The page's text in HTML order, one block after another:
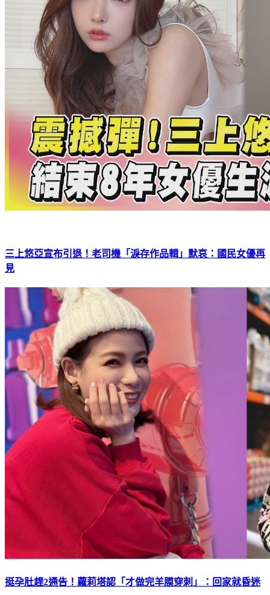
三上悠亞宣布引退！老司機「淚存作品輯」默哀：國民女優再
見
挺孕肚趕2通告！蘿莉塔認「才做完羊膜穿刺」：回家就昏迷